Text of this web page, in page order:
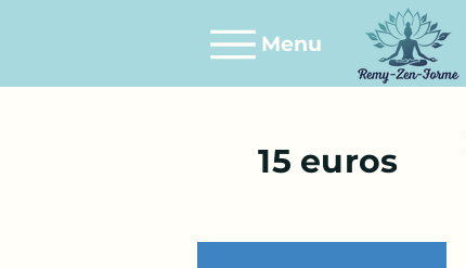
Menu
15 euros